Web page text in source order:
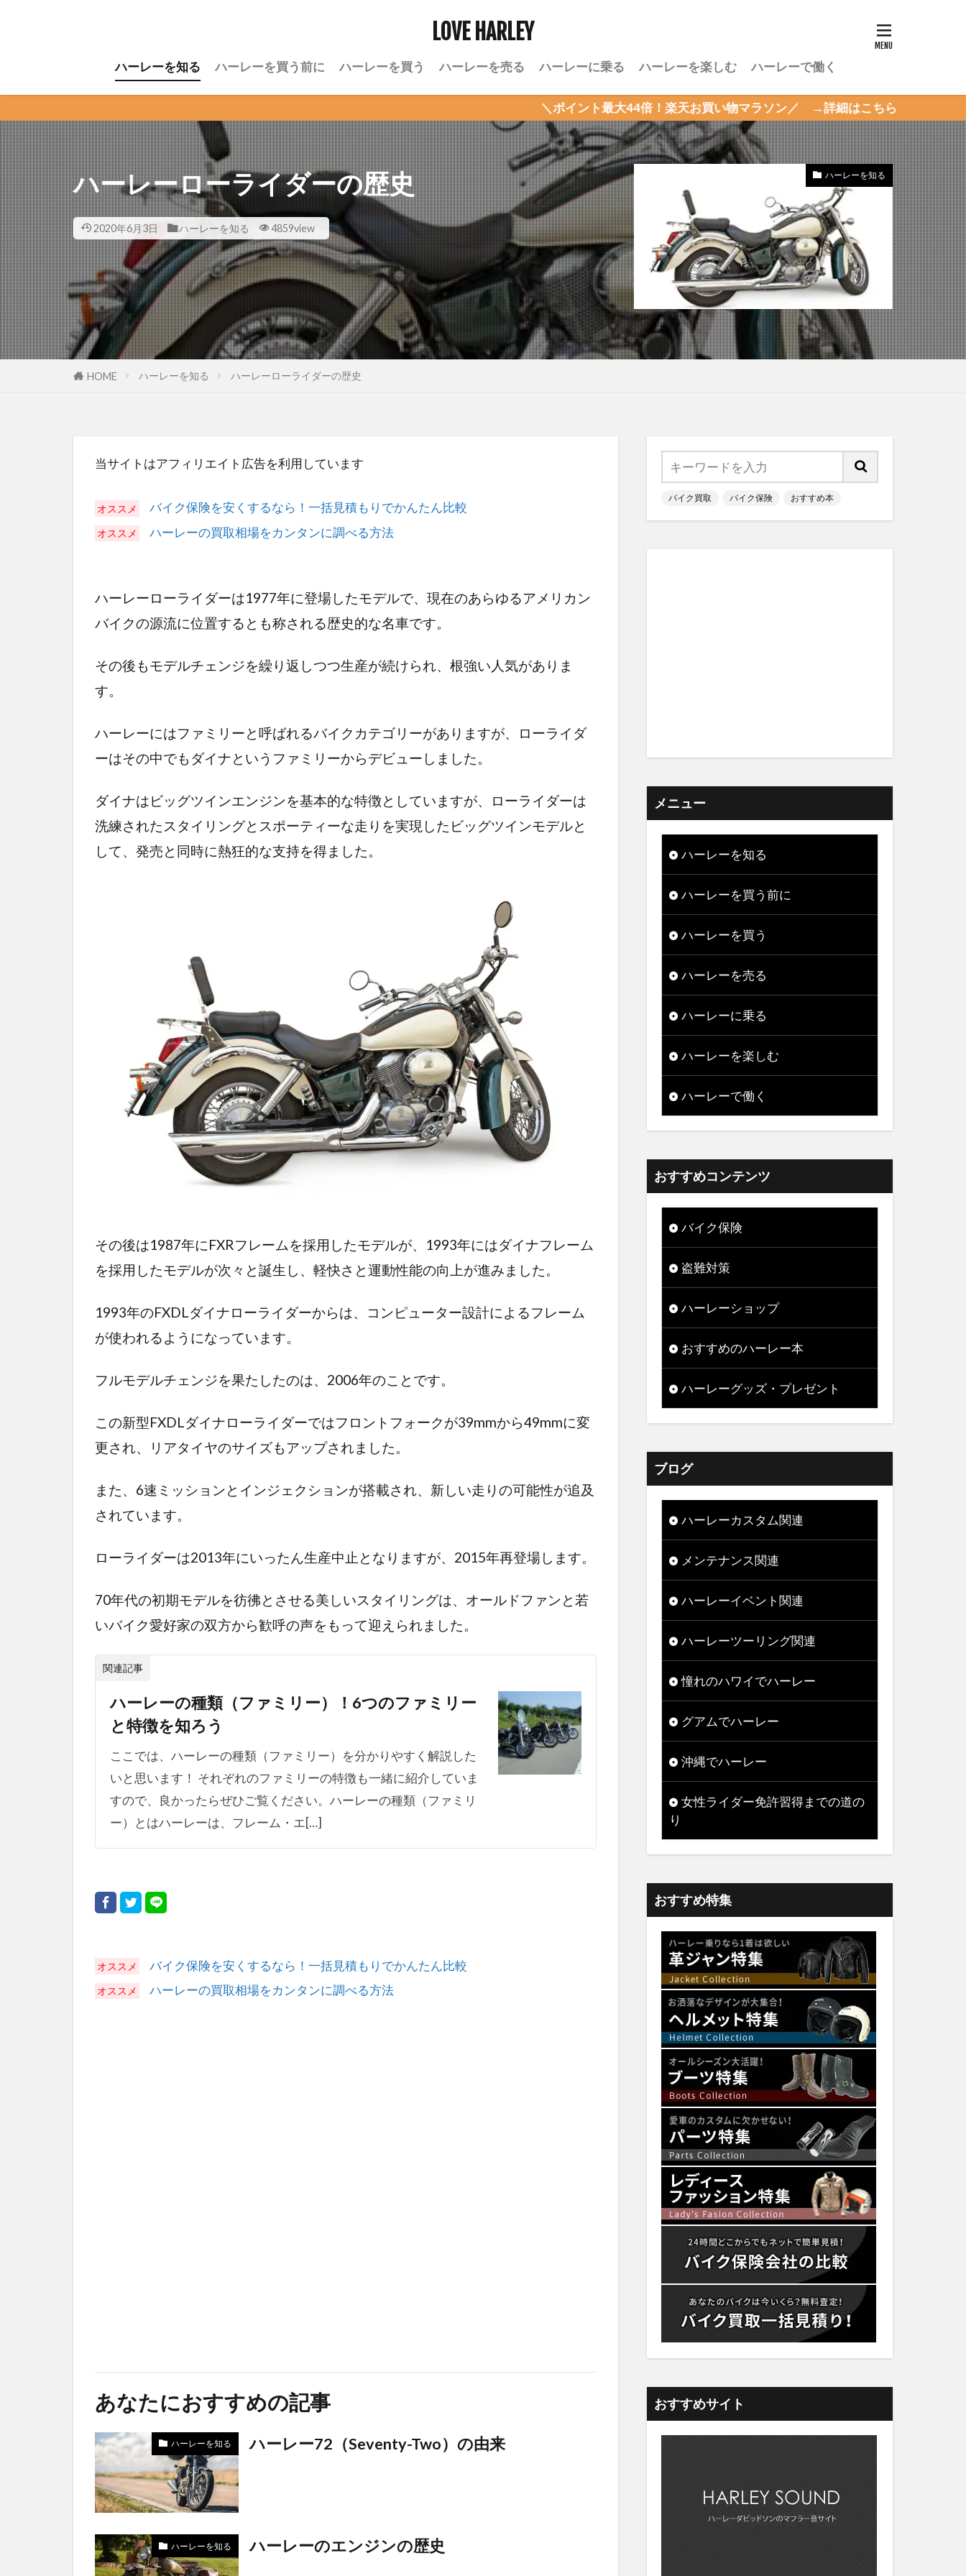
LOVE HARLEY
ハーレーを知る ハーレーを買う前に ハーレーを買う ハーレーを売る ハーレーに乗る ハーレーを楽しむ ハーレーで働く
＼ポイント最大44倍！楽天お買い物マラソン／ →詳細はこちら
ハーレーローライダーの歴史
2020年6月3日 ハーレーを知る 4859view
ハーレーを知る
HOME ハーレーを知る ハーレーローライダーの歴史
当サイトはアフィリエイト広告を利用しています
バイク保険を安くするなら！一括見積もりでかんたん比較
ハーレーの買取相場をカンタンに調べる方法
ハーレーローライダーは1977年に登場したモデルで、現在のあらゆるアメリカン
バイクの源流に位置するとも称される歴史的な名車です。
その後もモデルチェンジを繰り返しつつ生産が続けられ、根強い人気がありま
す。
ハーレーにはファミリーと呼ばれるバイクカテゴリーがありますが、ローライダ
ーはその中でもダイナというファミリーからデビューしました。
ダイナはビッグツインエンジンを基本的な特徴としていますが、ローライダーは
洗練されたスタイリングとスポーティーな走りを実現したビッグツインモデルと
して、発売と同時に熱狂的な支持を得ました。
その後は1987年にFXRフレームを採用したモデルが、1993年にはダイナフレーム
を採用したモデルが次々と誕生し、軽快さと運動性能の向上が進みました。
1993年のFXDLダイナローライダーからは、コンピューター設計によるフレーム
が使われるようになっています。
フルモデルチェンジを果たしたのは、2006年のことです。
この新型FXDLダイナローライダーではフロントフォークが39mmから49mmに変
更され、リアタイヤのサイズもアップされました。
また、6速ミッションとインジェクションが搭載され、新しい走りの可能性が追及
されています。
ローライダーは2013年にいったん生産中止となりますが、2015年再登場します。
70年代の初期モデルを彷彿とさせる美しいスタイリングは、オールドファンと若
いバイク愛好家の双方から歓呼の声をもって迎えられました。
関連記事
ハーレーの種類（ファミリー）！6つのファミリー
と特徴を知ろう
ここでは、ハーレーの種類（ファミリー）を分かりやすく解説した
いと思います！ それぞれのファミリーの特徴も一緒に紹介していま
すので、良かったらぜひご覧ください。ハーレーの種類（ファミリ
ー）とはハーレーは、フレーム・エ[…]
バイク保険を安くするなら！一括見積もりでかんたん比較
ハーレーの買取相場をカンタンに調べる方法
あなたにおすすめの記事
ハーレーを知る ハーレー72（Seventy-Two）の由来
ハーレーを知る ハーレーのエンジンの歴史
バイク買取 バイク保険 おすすめ本
メニュー
ハーレーを知る
ハーレーを買う前に
ハーレーを買う
ハーレーを売る
ハーレーに乗る
ハーレーを楽しむ
ハーレーで働く
おすすめコンテンツ
バイク保険
盗難対策
ハーレーショップ
おすすめのハーレー本
ハーレーグッズ・プレゼント
ブログ
ハーレーカスタム関連
メンテナンス関連
ハーレーイベント関連
ハーレーツーリング関連
憧れのハワイでハーレー
グアムでハーレー
沖縄でハーレー
女性ライダー免許習得までの道の
り
おすすめ特集
おすすめサイト